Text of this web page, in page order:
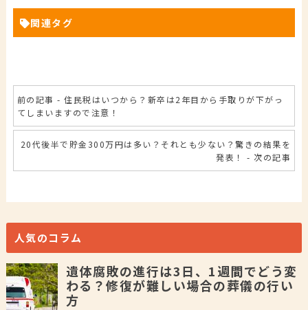
関連タグ
前の記事 - 住民税はいつから？新卒は2年目から手取りが下がっ
てしまいますので注意！
20代後半で貯金300万円は多い？それとも少ない？驚きの結果を
発表！ - 次の記事
人気のコラム